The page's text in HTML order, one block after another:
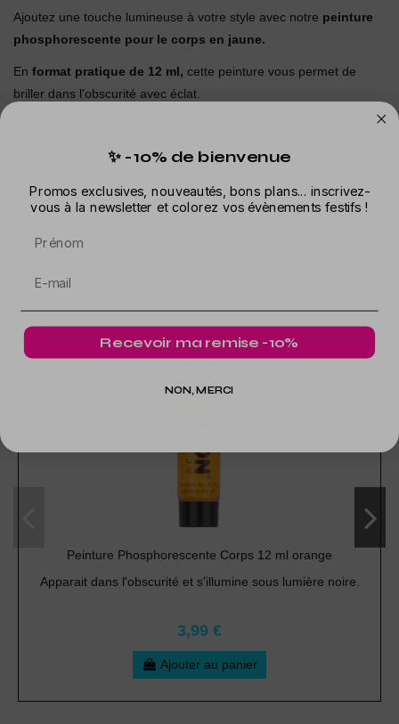
Ajoutez une touche lumineuse à votre style avec notre peinture
phosphorescente pour le corps en jaune.
En format pratique de 12 ml, cette peinture vous permet de
briller dans l'obscurité avec éclat.
concerts ou événements avec cette peinture vibrante et
Peinture Phosphorescente Corps 12 ml orange
Apparait dans l'obscurité et s'illumine sous lumière noire.
3,99 €
Ajouter au panier
✨ -10% de bienvenue
Promos exclusives, nouveautés, bons plans... inscrivez-
vous à la newsletter et colorez vos évènements festifs !
Recevoir ma remise -10%
NON, MERCI